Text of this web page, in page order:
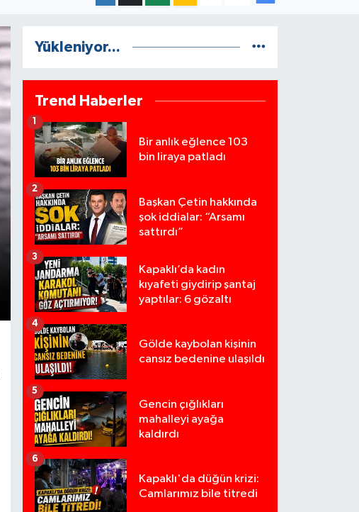
Yükleniyor...
Trend Haberler
Bir anlık eğlence 103
bin liraya patladı
Başkan Çetin hakkında
şok iddialar: “Arsamı
sattırdı”
2
Kapaklı’da kadın
kıyafeti giydirip şantaj
yaptılar: 6 gözaltı
3
Gölde kaybolan kişinin
cansız bedenine ulaşıldı
4
Gencin çığlıkları
mahalleyi ayağa
kaldırdı
5
Kapaklı'da düğün krizi:
Camlarımız bile titredi
6